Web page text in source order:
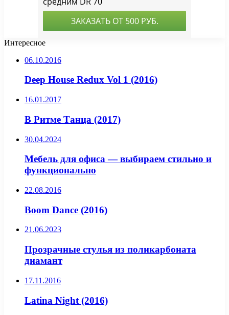
Интересное
06.10.2016
Deep House Redux Vol 1 (2016)
16.01.2017
В Ритме Танца (2017)
30.04.2024
Мебель для офиса — выбираем стильно и
функционально
22.08.2016
Boom Dance (2016)
21.06.2023
Прозрачные стулья из поликарбоната
диамант
17.11.2016
Latina Night (2016)